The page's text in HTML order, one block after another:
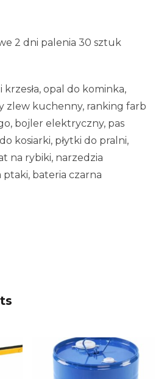
2 dni palenia 30 sztuk
krzesła, opal do kominka,
zlew kuchenny, ranking farb
bojler elektryczny, pas
kosiarki, płytki do pralni,
na rybiki, narzedzia
bateria czarna